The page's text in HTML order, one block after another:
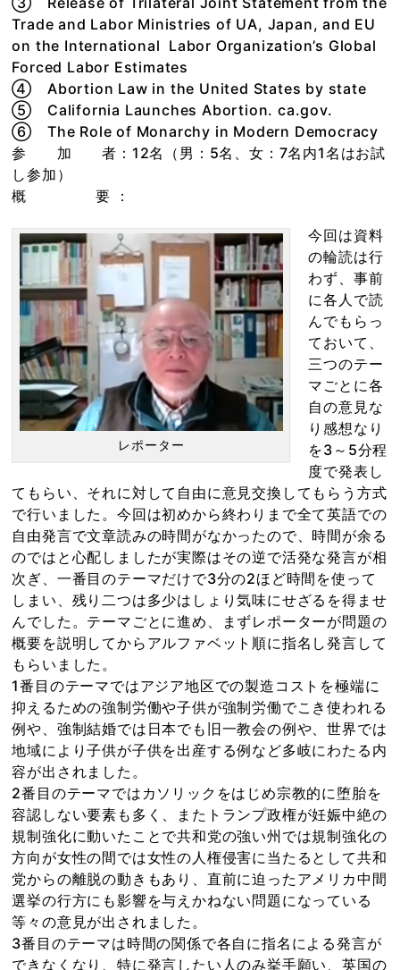
Trade and Labor Ministries of UA, Japan, and EU
on the International Labor Organization’s Global
Forced Labor Estimates
④ Abortion Law in the United States by state
⑤ California Launches Abortion. ca.gov.
⑥ The Role of Monarchy in Modern Democracy
参 加 者：12名（男：5名、女：7名内1名はお試
し参加）
概 要 ：
レポーター
今回は資料
の輪読は行
わず、事前
に各人で読
んでもらっ
ておいて、
三つのテー
マごとに各
自の意見な
り感想なり
を3～5分程
度で発表し
てもらい、それに対して自由に意見交換してもらう方式
で行いました。今回は初めから終わりまで全て英語での
自由発言で文章読みの時間がなかったので、時間が余る
のではと心配しましたが実際はその逆で活発な発言が相
次ぎ、一番目のテーマだけで3分の2ほど時間を使って
しまい、残り二つは多少はしょり気味にせざるを得ませ
んでした。テーマごとに進め、まずレポーターが問題の
概要を説明してからアルファベット順に指名し発言して
もらいました。
1番目のテーマではアジア地区での製造コストを極端に
抑えるための強制労働や子供が強制労働でこき使われる
例や、強制結婚では日本でも旧一教会の例や、世界では
地域により子供が子供を出産する例など多岐にわたる内
容が出されました。
2番目のテーマではカソリックをはじめ宗教的に堕胎を
容認しない要素も多く、またトランプ政権が妊娠中絶の
規制強化に動いたことで共和党の強い州では規制強化の
方向が女性の間では女性の人権侵害に当たるとして共和
党からの離脱の動きもあり、直前に迫ったアメリカ中間
選挙の行方にも影響を与えかねない問題になっている
等々の意見が出されました。
3番目のテーマは時間の関係で各自に指名による発言が
できなくなり、特に発言したい人のみ挙手願い、英国の